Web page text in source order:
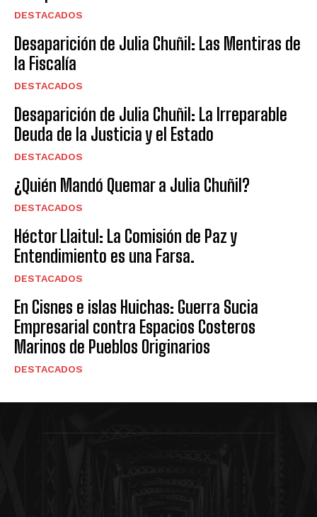
DESTACADOS
Desaparición de Julia Chuñil: Las Mentiras de
la Fiscalía
DESTACADOS
Desaparición de Julia Chuñil: La Irreparable
Deuda de la Justicia y el Estado
DESTACADOS
¿Quién Mandó Quemar a Julia Chuñil?
DESTACADOS
Héctor Llaitul: La Comisión de Paz y
Entendimiento es una Farsa.
DESTACADOS
En Cisnes e islas Huichas: Guerra Sucia
Empresarial contra Espacios Costeros
Marinos de Pueblos Originarios
DESTACADOS